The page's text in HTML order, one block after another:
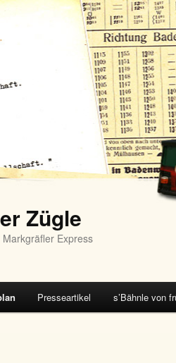
Zügle
Express
Presseartikel s’Bähnle von